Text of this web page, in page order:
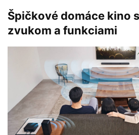
Špičkové domáce kino
zvukom a funkciami